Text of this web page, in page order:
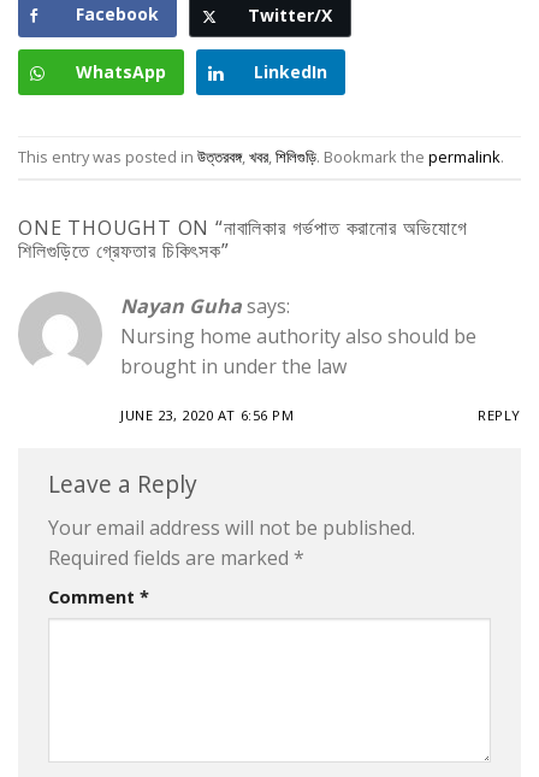
Facebook Twitter/X
WhatsApp LinkedIn
This entry was posted in উত্তরবঙ্গ,খবর,শিলিগুড়ি. Bookmark the permalink.
ONE THOUGHT ON “নাবালিকার গর্ভপাত করানোর অভিযোগে
শিলিগুড়িতে গ্রেফতার চিকিৎসক”
Nayan Guhasays:
Nursing home authority also should be
brought in under the law
JUNE 23, 2020 AT 6:56 PM REPLY
Leave a Reply
Your email address will not be published.
Required fields are marked *
Comment *